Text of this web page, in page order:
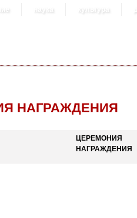
наука культура
НАГРАЖДЕНИЯ
ЦЕРЕМОНИЯ
НАГРАЖДЕНИЯ